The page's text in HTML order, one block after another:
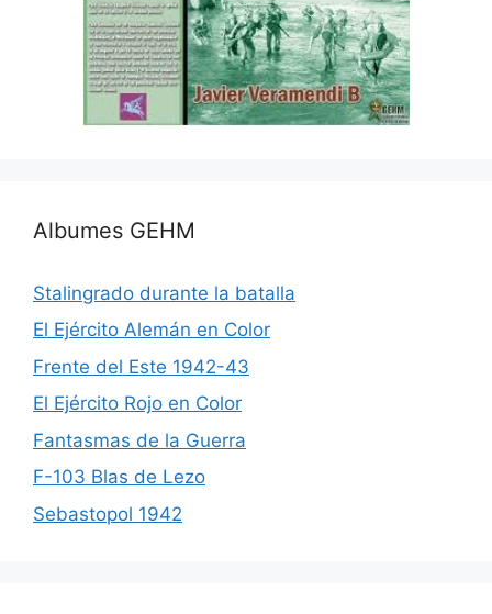
Albumes GEHM
Stalingrado durante la batalla
El Ejército Alemán en Color
Frente del Este 1942-43
El Ejército Rojo en Color
Fantasmas de la Guerra
F-103 Blas de Lezo
Sebastopol 1942